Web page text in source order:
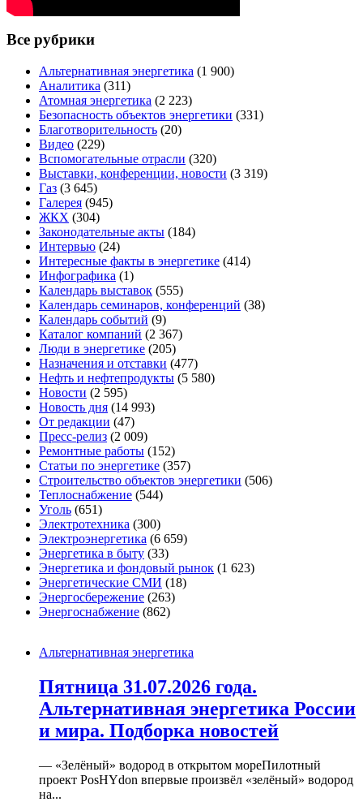
Все рубрики
Альтернативная энергетика (1 900)
Аналитика (311)
Атомная энергетика (2 223)
Безопасность объектов энергетики (331)
Благотворительность (20)
Видео (229)
Вспомогательные отрасли (320)
Выставки, конференции, новости (3 319)
Газ (3 645)
Галерея (945)
ЖКХ (304)
Законодательные акты (184)
Интервью (24)
Интересные факты в энергетике (414)
Инфографика (1)
Календарь выставок (555)
Календарь семинаров, конференций (38)
Календарь событий (9)
Каталог компаний (2 367)
Люди в энергетике (205)
Назначения и отставки (477)
Нефть и нефтепродукты (5 580)
Новости (2 595)
Новость дня (14 993)
От редакции (47)
Пресс-релиз (2 009)
Ремонтные работы (152)
Статьи по энергетике (357)
Строительство объектов энергетики (506)
Теплоснабжение (544)
Уголь (651)
Электротехника (300)
Электроэнергетика (6 659)
Энергетика в быту (33)
Энергетика и фондовый рынок (1 623)
Энергетические СМИ (18)
Энергосбережение (263)
Энергоснабжение (862)
Альтернативная энергетика
Пятница 31.07.2026 года.
Альтернативная энергетика России
и мира. Подборка новостей
— «Зелёный» водород в открытом мореПилотный
проект PosHYdon впервые произвёл «зелёный» водород
на...